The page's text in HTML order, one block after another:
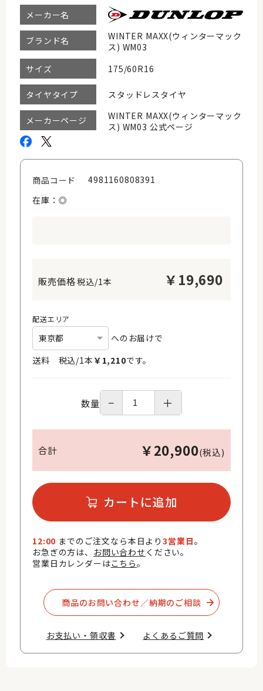
メーカー名
ブランド名
WINTER MAXX(ウィンターマック
ス) WM03
サイズ
175/60R16
タイヤタイプ スタッドレスタイヤ
メーカーページ
WINTER MAXX(ウィンターマック
ス) WM03 公式ページ
商品コード
4981160808391
在庫：◎
税込/1本 ￥ 19,690
配送エリア
へのお届けで
送料 税込/1本 ￥ 1,210です。
数量 − ＋
合計 ￥20,900(税込)
カートに追加
12:00 までのご注文なら本日より3営業日。
お急ぎの方は、 お問い合わせ ください。
営業日カレンダーはこちら。
商品のお問い合わせ／納期のご相談​
お支払い・領収書​ よくあるご質問​